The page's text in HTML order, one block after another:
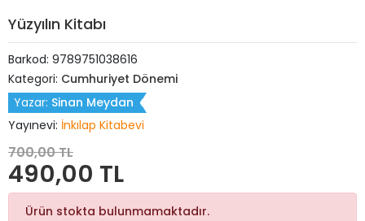
Yüzyılın Kitabı
Barkod: 9789751038616
Kategori: Cumhuriyet Dönemi
Yazar: Sinan Meydan
Yayınevi: İnkılap Kitabevi
700,00 TL
490,00 TL
Ürün stokta bulunmamaktadır.